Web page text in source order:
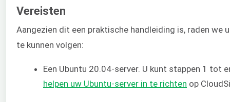
Vereisten
Aangezien dit een praktische handleiding is, raden
te kunnen volgen:
Een Ubuntu 20.04-server. U kunt stappen 1 tot
helpen uw Ubuntu-server in te richten op